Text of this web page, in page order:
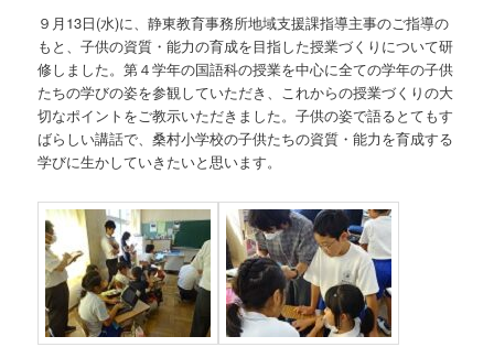
９月13日(水)に、静東教育事務所地域支援課指導主事のご指導の
もと、子供の資質・能力の育成を目指した授業づくりについて研
修しました。第４学年の国語科の授業を中心に全ての学年の子供
たちの学びの姿を参観していただき、これからの授業づくりの大
切なポイントをご教示いただきました。子供の姿で語るとてもす
ばらしい講話で、桑村小学校の子供たちの資質・能力を育成する
学びに生かしていきたいと思います。